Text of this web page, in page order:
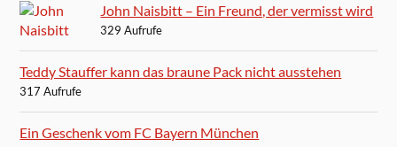
John Naisbitt – Ein Freund, der vermisst wird
329 Aufrufe
Teddy Stauffer kann das braune Pack nicht ausstehen
317 Aufrufe
Ein Geschenk vom FC Bayern München